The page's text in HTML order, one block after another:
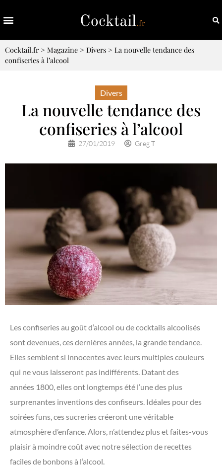
Cocktail.fr> Magazine > Divers > La nouvelle tendance des
confiseries à l’alcool
Divers
La nouvelle tendance des
confiseries à l’alcool
27/01/2019 Greg T
Les confiseries au goût d’alcool ou de cocktails alcoolisés
sont devenues, ces dernières années, la grande tendance.
Elles semblent si innocentes avec leurs multiples couleurs
qui ne vous laisseront pas indifférents. Datant des
années 1800, elles ont longtemps été l’une des plus
surprenantes inventions des confiseurs. Idéales pour des
soirées funs, ces sucreries créeront une véritable
atmosphère d’enfance. Alors, n’attendez plus et faites-vous
plaisir à moindre coût avec notre sélection de recettes
faciles de bonbons à l’alcool.